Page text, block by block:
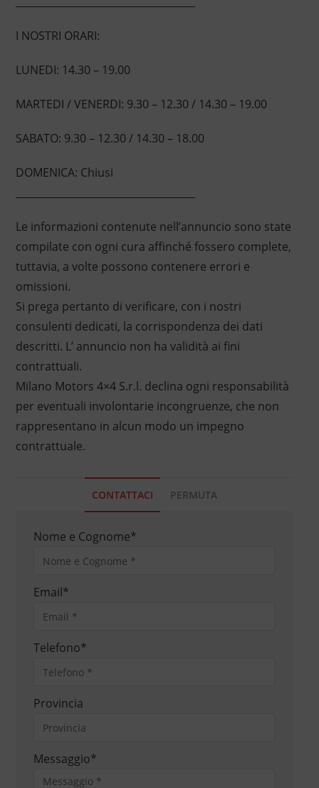
I NOSTRI ORARI:
LUNEDI: 14.30 – 19.00
MARTEDI / VENERDI: 9.30 – 12.30 / 14.30 – 19.00
SABATO: 9.30 – 12.30 / 14.30 – 18.00
DOMENICA: Chiusi
Le informazioni contenute nell’annuncio sono state
compilate con ogni cura affinché fossero complete,
tuttavia, a volte possono contenere errori e
omissioni.
Si prega pertanto di verificare, con i nostri
consulenti dedicati, la corrispondenza dei dati
descritti. L’ annuncio non ha validità ai fini
contrattuali.
Milano Motors 4×4 S.r.l. declina ogni responsabilità
per eventuali involontarie incongruenze, che non
rappresentano in alcun modo un impegno
contrattuale.
CONTATTACI PERMUTA
Nome e Cognome*
Email*
Telefono*
Provincia
Messaggio*